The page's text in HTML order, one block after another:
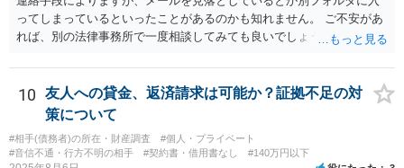
ってしまっているといったことがあるのかも知れません。 ご不安があ
れば、別の法律事務所で一度相談してみても良いでしょう。
10
友人への貸金、返済請求は可能か？証拠不足の対
策について
#相手(債務者)の所在・財産調査
#個人・プライベート
#音信不通・行方不明の相手
#契約書・借用書なし #140万円以下